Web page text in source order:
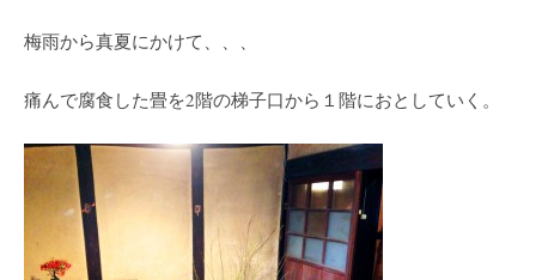
梅雨から真夏にかけて、、、
痛んで腐食した畳を2階の梯子口から１階におとしていく。